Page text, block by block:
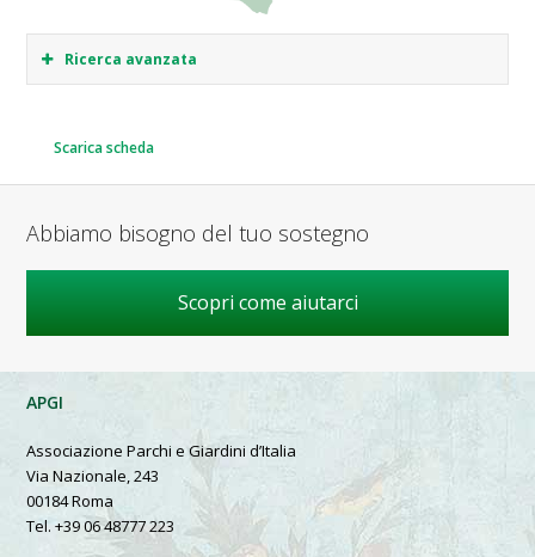
Ricerca avanzata
Scarica scheda
Abbiamo bisogno del tuo sostegno
Scopri come aiutarci
APGI
Associazione Parchi e Giardini d’Italia
Via Nazionale, 243
00184 Roma
Tel. +39 06 48777 223